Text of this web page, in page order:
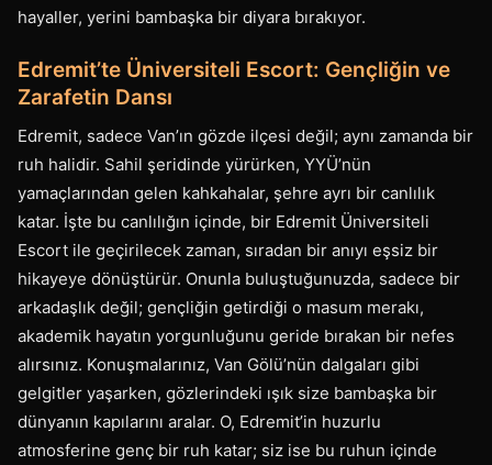
hayaller, yerini bambaşka bir diyara bırakıyor.
Edremit’te Üniversiteli Escort: Gençliğin ve
Zarafetin Dansı
Edremit, sadece Van’ın gözde ilçesi değil; aynı zamanda bir
ruh halidir. Sahil şeridinde yürürken, YYÜ’nün
yamaçlarından gelen kahkahalar, şehre ayrı bir canlılık
katar. İşte bu canlılığın içinde, bir Edremit Üniversiteli
Escort ile geçirilecek zaman, sıradan bir anıyı eşsiz bir
hikayeye dönüştürür. Onunla buluştuğunuzda, sadece bir
arkadaşlık değil; gençliğin getirdiği o masum merakı,
akademik hayatın yorgunluğunu geride bırakan bir nefes
alırsınız. Konuşmalarınız, Van Gölü’nün dalgaları gibi
gelgitler yaşarken, gözlerindeki ışık size bambaşka bir
dünyanın kapılarını aralar. O, Edremit’in huzurlu
atmosferine genç bir ruh katar; siz ise bu ruhun içinde